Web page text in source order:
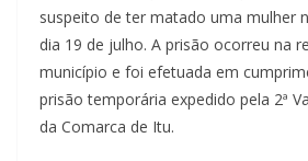
suspeito de ter matado uma mulher
dia 19 de julho. A prisão ocorreu na
município e foi efetuada em
prisão temporária expedido pela 2ª
da Comarca de Itu.